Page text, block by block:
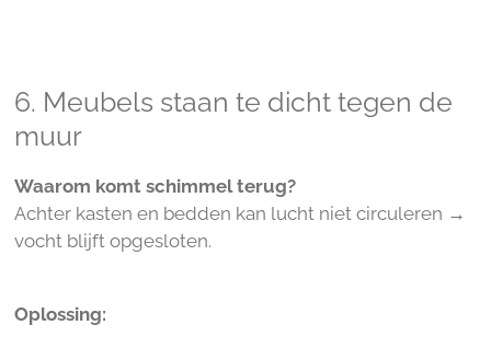
6. Meubels staan te dicht tegen de
muur
Waarom komt schimmel terug?
Achter kasten en bedden kan lucht niet circuleren →
vocht blijft opgesloten.
Oplossing: